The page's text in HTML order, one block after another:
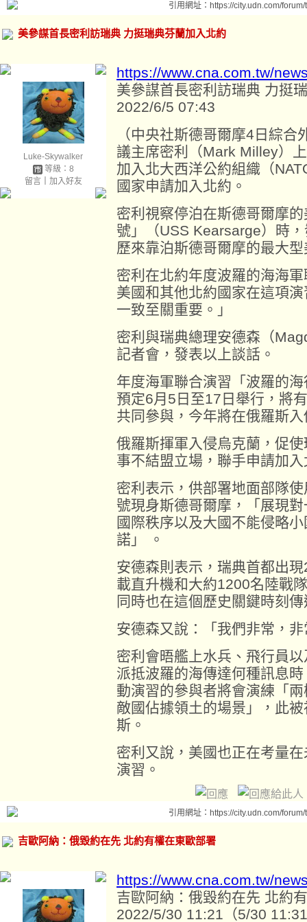
引用網址：https://city.udn.com/
美參謀首長密利訪瑞典 力挺瑞典芬蘭加入北約
Luke-Skywalker
等級：8
留言｜ 加入好友
https://www.cna.com.tw/
美參謀首長密利訪瑞典 力挺
2022/6/5 07:43
（中央社斯德哥爾摩4日綜
議主席密利（Mark Milley）
加入北大西洋公約組織（
國家申請加入北約。
密利視察停泊在斯德哥爾摩
號」（USS Kearsarge）時
歷來靠泊斯德哥爾摩的最大
密利在北約年度波羅的海海
美國和其他北約國家在這項
一致至關重要。」
密利與瑞典總理安德森（
記者會，發表以上談話。
年度海軍聯合演習「波羅的
預定6月5日至17日舉行，將
共同參與，今年將在俄羅斯
俄羅斯揮軍入侵烏克蘭，促
事不結盟立場，聯手申請加
密利表示，供部署地面部隊
號現身斯德哥爾摩，「展現
國際秩序以及大國不能侵略
諾」 。
安德森則表示，瑞典首都出
載直升機和大約1200名陸戰
同時也在這個歷史關鍵時刻
安德森又說：「我們非常，
密利會晤艦上水兵、飛行員
派抵波羅的海傳達何種訊息
動演習的參與者將會演練「
敵國佔據領土的場景」，此
斯。
密利又說，美國也正在考量
演習。
引用網址：https://city.udn.com/
吉歐阿納：俄毀約在先 北約有權在東歐部署
https://www.cna.com.tw/
吉歐阿納：俄毀約在先 北約
2022/5/30 11:21（5/30